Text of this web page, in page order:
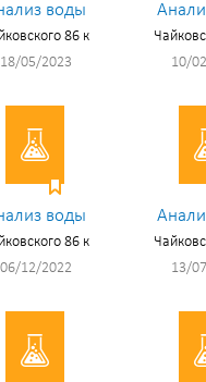
воды
86 к
18/05/2023
10/
воды
86 к
06/12/2022
13/